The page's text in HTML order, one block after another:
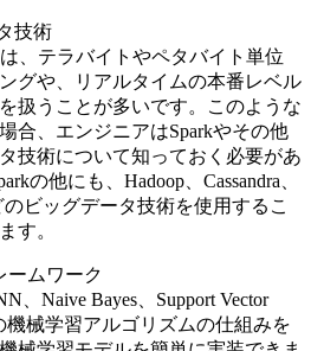
技術
、テラバイトやペタバイト単位
グや、リアルタイムの本番レベル
扱うことが多いです。このような
合、エンジニアはSparkやその他
技術について知っておく必要があ
の他にも、Hadoop、Cassandra、
ビッグデータ技術を使用するこ
す。
ームワーク
、Naive Bayes、Support Vector
機械学習アルゴリズムの仕組みを